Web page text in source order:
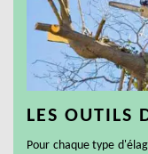
LES OUTILS
Pour chaque type